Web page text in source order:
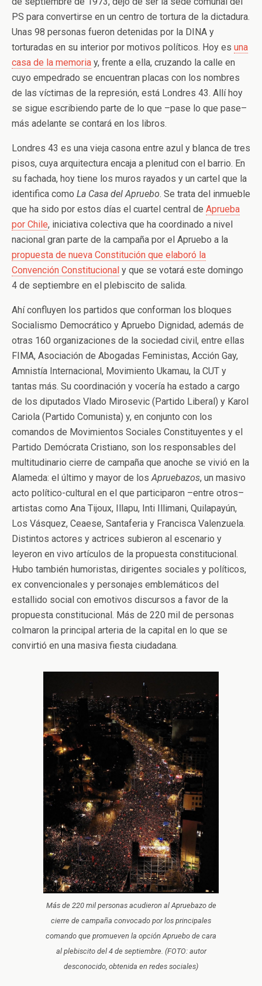
PS para convertirse en un centro de tortura de la dictadura.
Unas 98 personas fueron detenidas por la DINA y
torturadas en su interior por motivos políticos. Hoy es una
casa de la memoria y, frente a ella, cruzando la calle en
cuyo empedrado se encuentran placas con los nombres
de las víctimas de la represión, está Londres 43. Allí hoy
se sigue escribiendo parte de lo que –pase lo que pase–
más adelante se contará en los libros.
Londres 43 es una vieja casona entre azul y blanca de tres
pisos, cuya arquitectura encaja a plenitud con el barrio. En
su fachada, hoy tiene los muros rayados y un cartel que la
identifica como La Casa del Apruebo. Se trata del inmueble
que ha sido por estos días el cuartel central de Aprueba
por Chile, iniciativa colectiva que ha coordinado a nivel
nacional gran parte de la campaña por el Apruebo a la
propuesta de nueva Constitución que elaboró la
Convención Constitucional y que se votará este domingo
4 de septiembre en el plebiscito de salida.
Ahí confluyen los partidos que conforman los bloques
Socialismo Democrático y Apruebo Dignidad, además de
otras 160 organizaciones de la sociedad civil, entre ellas
FIMA, Asociación de Abogadas Feministas, Acción Gay,
Amnistía Internacional, Movimiento Ukamau, la CUT y
tantas más. Su coordinación y vocería ha estado a cargo
de los diputados Vlado Mirosevic (Partido Liberal) y Karol
Cariola (Partido Comunista) y, en conjunto con los
comandos de Movimientos Sociales Constituyentes y el
Partido Demócrata Cristiano, son los responsables del
multitudinario cierre de campaña que anoche se vivió en la
Alameda: el último y mayor de losApruebazos, un masivo
acto político-cultural en el que participaron –entre otros–
artistas como Ana Tijoux, Illapu, Inti Illimani, Quilapayún,
Los Vásquez, Ceaese, Santaferia y Francisca Valenzuela.
Distintos actores y actrices subieron al escenario y
leyeron en vivo artículos de la propuesta constitucional.
Hubo también humoristas, dirigentes sociales y políticos,
ex convencionales y personajes emblemáticos del
estallido social con emotivos discursos a favor de la
propuesta constitucional. Más de 220 mil de personas
colmaron la principal arteria de la capital en lo que se
convirtió en una masiva fiesta ciudadana.
Más de 220 mil personas acudieron alApruebazode
cierre de campaña convocado por los principales
comando que promueven la opción Apruebo de cara
al plebiscito del 4 de septiembre. (FOTO: autor
desconocido, obtenida en redes sociales)